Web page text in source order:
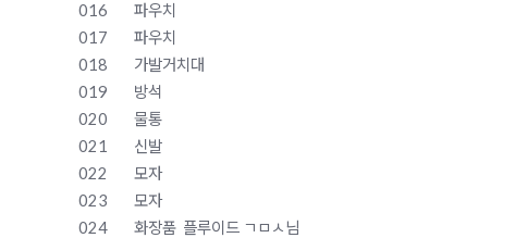
016
파우치
017
파우치
018
가발거치대
019
방석
020
물통
021
신발
022
모자
023
모자
024
화장품 플루이드 ㄱㅁㅅ님